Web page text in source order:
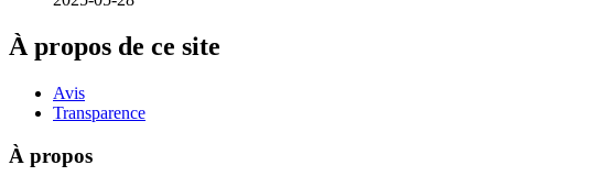
À propos de ce site
Avis
Transparence
À propos